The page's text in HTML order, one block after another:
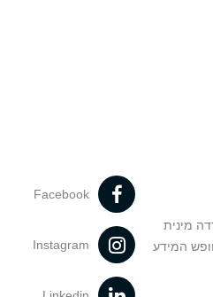
מינית
המידע
Facebook
Instagram